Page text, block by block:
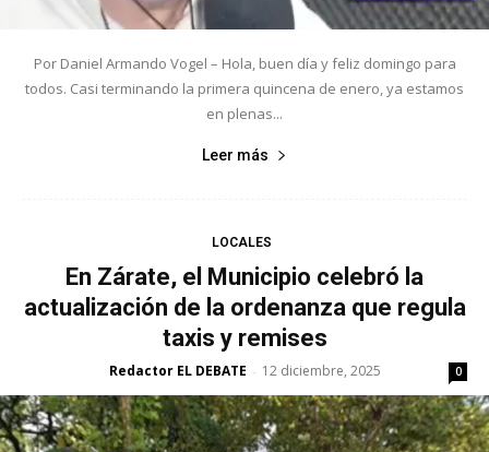
Por Daniel Armando Vogel – Hola, buen día y feliz domingo para
todos. Casi terminando la primera quincena de enero, ya estamos
en plenas...
Leer más
LOCALES
En Zárate, el Municipio celebró la
actualización de la ordenanza que regula
taxis y remises
Redactor EL DEBATE - 12 diciembre, 2025 0